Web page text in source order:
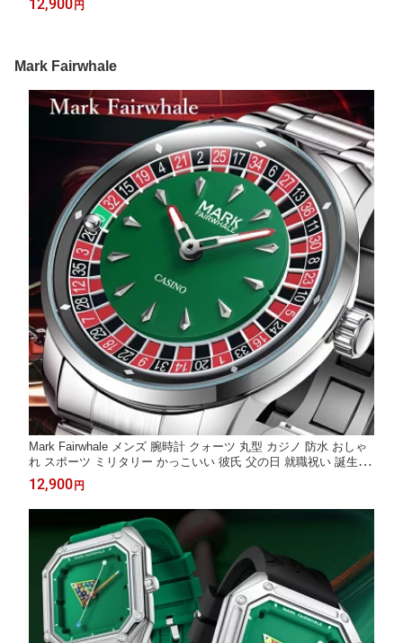
い 誕生日 父の日 かっこいい 成人式 クリスマス 彼氏 旦那 男性用
12,900 円
Mark Fairwhale
Mark Fairwhale メンズ 腕時計 クォーツ 丸型 カジノ 防水 おしゃ
れ スポーツ ミリタリー かっこいい 彼氏 父の日 就職祝い 誕生日
プレゼント ギフト 10代 20代 30代 40代 50代 SALE
12,900 円